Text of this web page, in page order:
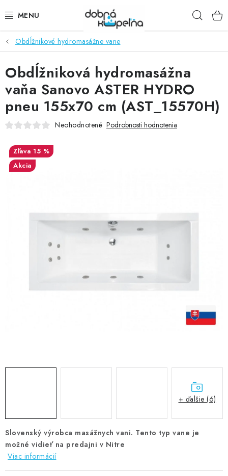
na
SPRCHOVÉ KÚTY
SPRCHOVÉ DVERE
BATÉRIE
VANE
KÚPEĽŇOVÝ NÁBYTOK
PRÍSLUŠENSTVO K SPRCHOVÝM KÚTOM A
NÁHRADNÉ DIELY
Predajňa Nitra
Obdĺžnikové hydromasážne vane
Slovenský výrobca masážnych vani. Tento typ vane je
možné vidieť na predajni v Nitre
Viac informácií
Obdĺžniková hydromasážna
vaňa Sanovo ASTER HYDRO
pneu 155x70 cm (AST_15570H)
Neohodnotené Podrobnosti hodnotenia
15 %
Akcia
+ ďalšie (6)